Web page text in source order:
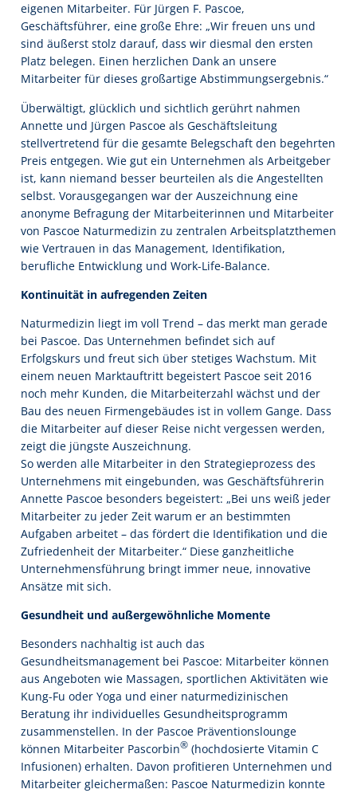
eigenen Mitarbeiter. Für Jürgen F. Pascoe,
Geschäftsführer, eine große Ehre: „Wir freuen uns und
sind äußerst stolz darauf, dass wir diesmal den ersten
Platz belegen. Einen herzlichen Dank an unsere
Mitarbeiter für dieses großartige Abstimmungsergebnis.“
Überwältigt, glücklich und sichtlich gerührt nahmen
Annette und Jürgen Pascoe als Geschäftsleitung
stellvertretend für die gesamte Belegschaft den begehrten
Preis entgegen. Wie gut ein Unternehmen als Arbeitgeber
ist, kann niemand besser beurteilen als die Angestellten
selbst. Vorausgegangen war der Auszeichnung eine
anonyme Befragung der Mitarbeiterinnen und Mitarbeiter
von Pascoe Naturmedizin zu zentralen Arbeitsplatzthemen
wie Vertrauen in das Management, Identifikation,
berufliche Entwicklung und Work-Life-Balance.
Kontinuität in aufregenden Zeiten
Naturmedizin liegt im voll Trend – das merkt man gerade
bei Pascoe. Das Unternehmen befindet sich auf
Erfolgskurs und freut sich über stetiges Wachstum. Mit
einem neuen Marktauftritt begeistert Pascoe seit 2016
noch mehr Kunden, die Mitarbeiterzahl wächst und der
Bau des neuen Firmengebäudes ist in vollem Gange. Dass
die Mitarbeiter auf dieser Reise nicht vergessen werden,
zeigt die jüngste Auszeichnung.
So werden alle Mitarbeiter in den Strategieprozess des
Unternehmens mit eingebunden, was Geschäftsführerin
Annette Pascoe besonders begeistert: „Bei uns weiß jeder
Mitarbeiter zu jeder Zeit warum er an bestimmten
Aufgaben arbeitet – das fördert die Identifikation und die
Zufriedenheit der Mitarbeiter.“ Diese ganzheitliche
Unternehmensführung bringt immer neue, innovative
Ansätze mit sich.
Gesundheit und außergewöhnliche Momente
Besonders nachhaltig ist auch das
Gesundheitsmanagement bei Pascoe: Mitarbeiter können
aus Angeboten wie Massagen, sportlichen Aktivitäten wie
Kung-Fu oder Yoga und einer naturmedizinischen
Beratung ihr individuelles Gesundheitsprogramm
zusammenstellen. In der Pascoe Präventionslounge
können Mitarbeiter Pascorbin® (hochdosierte Vitamin C
Infusionen) erhalten. Davon profitieren Unternehmen und
Mitarbeiter gleichermaßen: Pascoe Naturmedizin konnte